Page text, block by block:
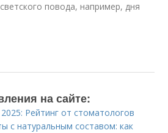
повода, например, дня
на сайте:
Рейтинг от стоматологов
с натуральным составом: как